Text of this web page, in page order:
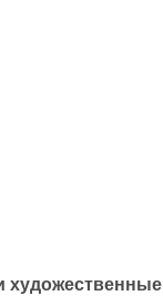
художественные